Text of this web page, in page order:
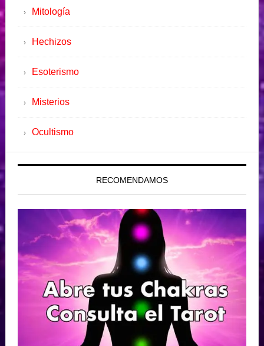
Mitología
Hechizos
Esoterismo
Misterios
Ocultismo
RECOMENDAMOS